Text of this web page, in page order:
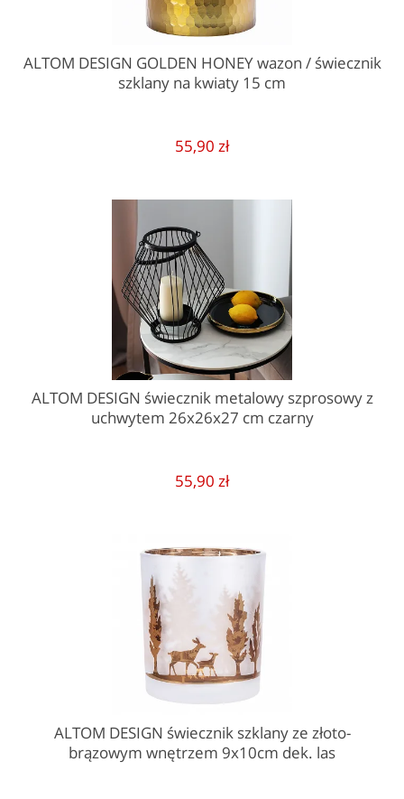
ALTOM DESIGN GOLDEN HONEY wazon / świecznik
szklany na kwiaty 15 cm
55,90 zł
ALTOM DESIGN świecznik metalowy szprosowy z
uchwytem 26x26x27 cm czarny
55,90 zł
ALTOM DESIGN świecznik szklany ze złoto-
brązowym wnętrzem 9x10cm dek. las